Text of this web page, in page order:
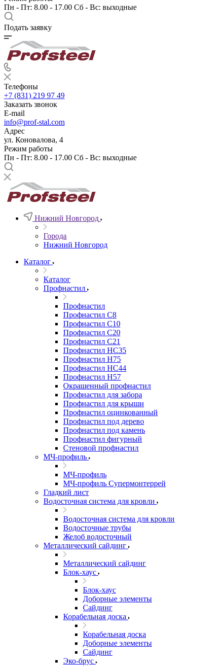
Пн - Пт: 8.00 - 17.00 Сб - Вс: выходные
Подать заявку
Телефоны
+7 (831) 219 97 49
Заказать звонок
E-mail
info@prof-stal.com
Адрес
ул. Коновалова, 4
Режим работы
Пн - Пт: 8.00 - 17.00 Сб - Вс: выходные
Нижний Новгород
Города
Нижний Новгород
Каталог
Каталог
Профнастил
Профнастил
Профнастил С8
Профнастил С10
Профнастил С20
Профнастил С21
Профнастил НС35
Профнастил Н75
Профнастил HC44
Профнастил Н57
Окрашенный профнастил
Профнастил для забора
Профнастил для крыши
Профнастил оцинкованный
Профнастил под дерево
Профнастил под камень
Профнастил фигурный
Стеновой профнастил
МЧ-профиль
МЧ-профиль
МЧ-профиль Супермонтеррей
Гладкий лист
Водосточная система для кровли
Водосточная система для кровли
Водосточные трубы
Желоб водосточный
Металлический сайдинг
Металлический сайдинг
Блок-хаус
Блок-хаус
Доборные элементы
Сайдинг
Корабельная доска
Корабельная доска
Доборные элементы
Сайдинг
Эко-брус